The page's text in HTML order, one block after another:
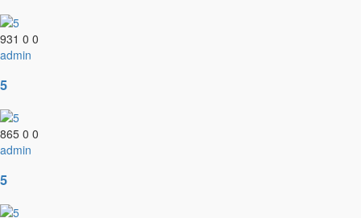
931 0 0
admin
5
865 0 0
admin
5